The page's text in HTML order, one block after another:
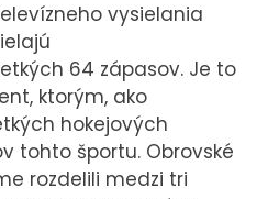
vysielania
64 zápasov. Je to
ktorým, ako
hokejových
tohto športu. Obrovské
rozdelili medzi tri